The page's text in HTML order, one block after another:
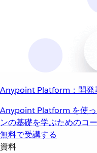
Anypoint Platform：開発
Anypoint Platform を使っ
ンの基礎を学ぶためのコ
無料で受講する
資料